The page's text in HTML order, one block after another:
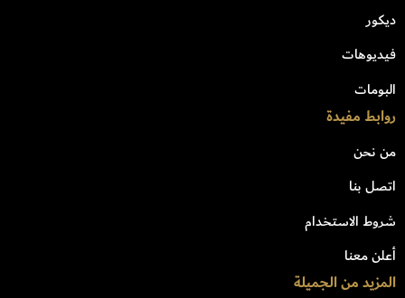
ديكور
فيديوهات
البومات
روابط مفيدة
من نحن
اتصل بنا
شروط الاستخدام
أعلن معنا
المزيد من الجميلة